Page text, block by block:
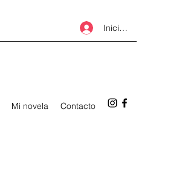
Iniciar sesión
Mi novela Contacto